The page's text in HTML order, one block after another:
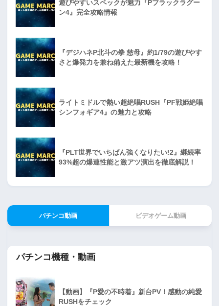
遊びやすいスペックが魅力『Pブラックラグー
ン4』完全攻略情報
『デジハネP北斗の拳 慈母』約1/79の遊びやす
さと爆発力を兼ね備えた最新機を攻略！
ライトミドルで熱い超絶唱RUSH『PF戦姫絶唱
シンフォギア4』の魅力と攻略
『PLT世界でいちばん強くなりたい!2』継続率
93%超の爆連性能と激アツ演出を徹底解説！
パチンコ動画 ビデオゲーム動画
パチンコ機種・動画
【動画】『P愛の不時着』新台PV！感動の純愛
RUSHをチェック